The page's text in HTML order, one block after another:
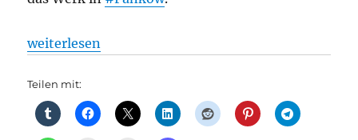
„Bahnindustrie + U-Bahn: Generation J Heute ist
weiterlesen
Teilen mit: